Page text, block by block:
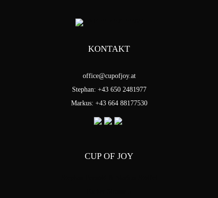
KONTAKT
office@cupofjoy.at
Stephan: +43 650 2481977
Markus: +43 664 88177530
CUP OF JOY